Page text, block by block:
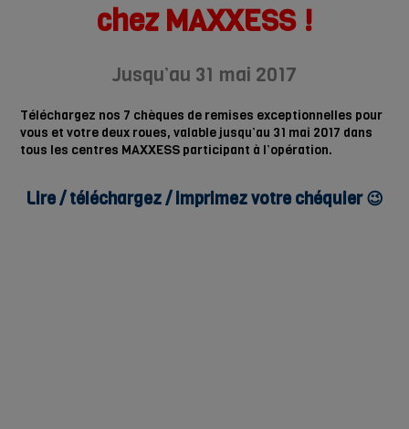
chez MAXXESS !
Jusqu’au 31 mai 2017
Téléchargez nos 7 chèques de remises exceptionnelles pour
vous et votre deux roues, valable jusqu’au 31 mai 2017 dans
tous les centres MAXXESS participant à l’opération.
Lire / téléchargez / imprimez votre chéquier 😉